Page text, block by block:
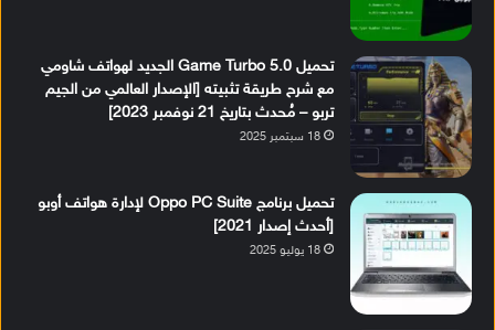
تحميل Game Turbo 5.0 الجديد لهواتف شاومي
مع شرح طريقة تثبيته [الإصدار العالمي من الجيم
تربو – مُحدث بتاريخ 21 نوفمبر 2023]
18 سبتمبر 2025
تحميل برنامج Oppo PC Suite لإدارة هواتف أوبو
[أحدث إصدار 2021]
18 يوليو 2025